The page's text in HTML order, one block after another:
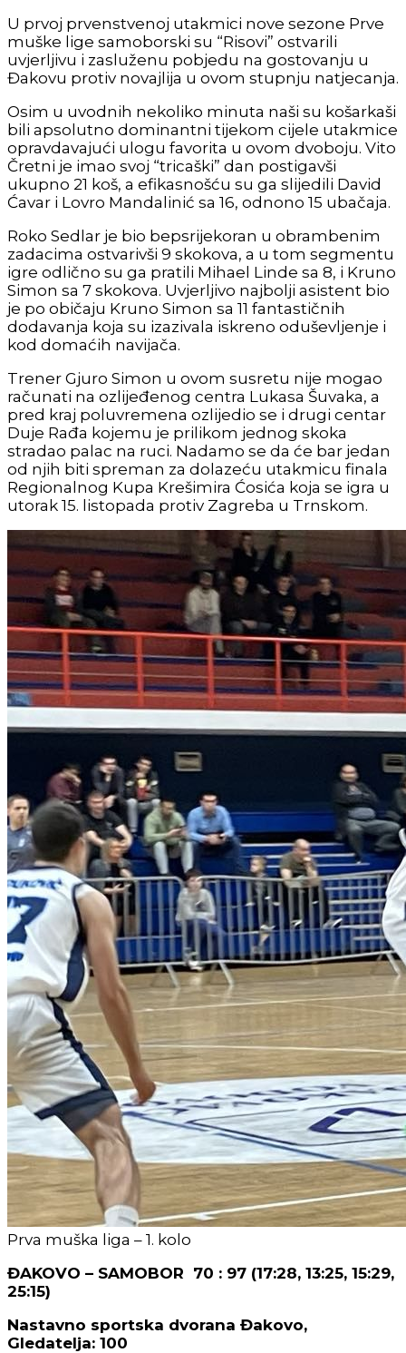
U prvoj prvenstvenoj utakmici nove sezone Prve
muške lige samoborski su “Risovi” ostvarili
uvjerljivu i zasluženu pobjedu na gostovanju u
Đakovu protiv novajlija u ovom stupnju natjecanja.
Osim u uvodnih nekoliko minuta naši su košarkaši
bili apsolutno dominantni tijekom cijele utakmice
opravdavajući ulogu favorita u ovom dvoboju. Vito
Čretni je imao svoj “tricaški” dan postigavši
ukupno 21 koš, a efikasnošću su ga slijedili David
Ćavar i Lovro Mandalinić sa 16, odnono 15 ubačaja.
Roko Sedlar je bio bepsrijekoran u obrambenim
zadacima ostvarivši 9 skokova, a u tom segmentu
igre odlično su ga pratili Mihael Linde sa 8, i Kruno
Simon sa 7 skokova. Uvjerljivo najbolji asistent bio
je po običaju Kruno Simon sa 11 fantastičnih
dodavanja koja su izazivala iskreno oduševljenje i
kod domaćih navijača.
Trener Gjuro Simon u ovom susretu nije mogao
računati na ozlijeđenog centra Lukasa Šuvaka, a
pred kraj poluvremena ozlijedio se i drugi centar
Duje Rađa kojemu je prilikom jednog skoka
stradao palac na ruci. Nadamo se da će bar jedan
od njih biti spreman za dolazeću utakmicu finala
Regionalnog Kupa Krešimira Ćosića koja se igra u
utorak 15. listopada protiv Zagreba u Trnskom.
Prva muška liga – 1. kolo
ĐAKOVO – SAMOBOR 70 : 97 (17:28, 13:25, 15:29,
25:15)
Nastavno sportska dvorana Đakovo,
Gledatelja: 100